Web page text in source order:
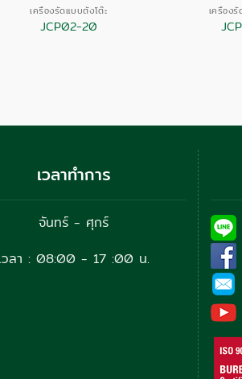
เครื่องรัดแบบตั้งโต๊ะ
JCP02-20
เครื่อง
เวลาทำการ
จันทร์ - ศุกร์
วลา : 08:00 - 17 :00 น.